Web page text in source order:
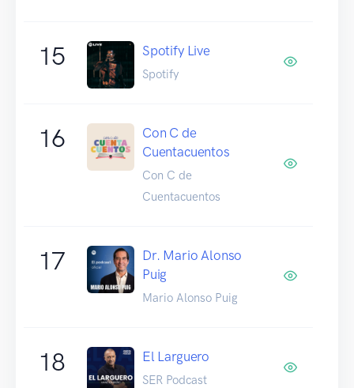
15 Spotify Live
Spotify
16
Con C de
Cuentacuentos
Con C de
Cuentacuentos
17
Dr. Mario Alonso
Puig
Mario Alonso Puig
18 El Larguero
SER Podcast